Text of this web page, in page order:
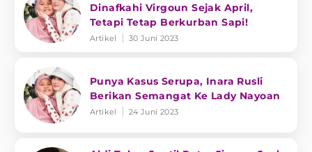
Dinafkahi Virgoun Sejak April,
Tetapi Tetap Berkurban Sapi!
Artikel 30 Juni 2023
Punya Kasus Serupa, Inara Rusli
Berikan Semangat Ke Lady Nayoan
Artikel 24 Juni 2023